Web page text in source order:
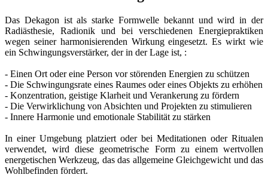
Das Dekagon ist als starke Formwelle bekannt und wird in der
Radiästhesie, Radionik und bei verschiedenen Energiepraktiken
wegen seiner harmonisierenden Wirkung eingesetzt. Es wirkt wie
ein Schwingungsverstärker, der in der Lage ist, :
- Einen Ort oder eine Person vor störenden Energien zu schützen
- Die Schwingungsrate eines Raumes oder eines Objekts zu erhöhen
- Konzentration, geistige Klarheit und Verankerung zu fördern
- Die Verwirklichung von Absichten und Projekten zu stimulieren
- Innere Harmonie und emotionale Stabilität zu stärken
In einer Umgebung platziert oder bei Meditationen oder Ritualen
verwendet, wird diese geometrische Form zu einem wertvollen
energetischen Werkzeug, das das allgemeine Gleichgewicht und das
Wohlbefinden fördert.